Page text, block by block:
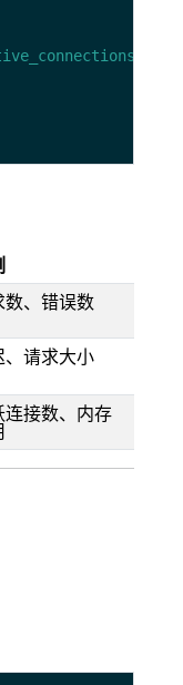
数、错误数
、请求大小
连接数、内存